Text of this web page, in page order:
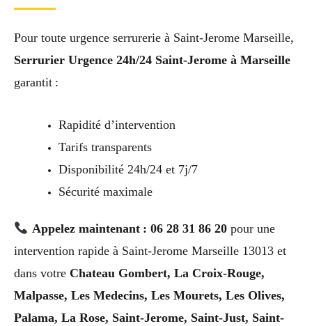
Pour toute urgence serrurerie à Saint-Jerome Marseille,
Serrurier Urgence 24h/24 Saint-Jerome à Marseille
garantit :
Rapidité d’intervention
Tarifs transparents
Disponibilité 24h/24 et 7j/7
Sécurité maximale
Appelez maintenant : 06 28 31 86 20pour une
intervention rapide à Saint-Jerome Marseille 13013 et
dans votre Chateau Gombert, La Croix-Rouge,
Malpasse, Les Medecins, Les Mourets, Les Olives,
Palama, La Rose, Saint-Jerome, Saint-Just, Saint-